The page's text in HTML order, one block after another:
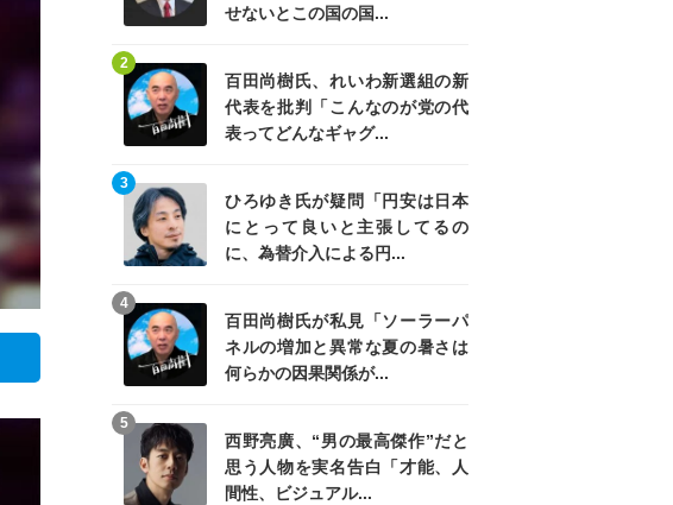
せないとこの国の国...
百田尚樹氏、れいわ新選組の新
代表を批判「こんなのが党の代
表ってどんなギャグ...
2
ひろゆき氏が疑問「円安は日本
にとって良いと主張してるの
に、為替介入による円...
3
記事を読む
百田尚樹氏が私見「ソーラーパ
ネルの増加と異常な夏の暑さは
何らかの因果関係が...
4
西野亮廣、“男の最高傑作”だと
思う人物を実名告白「才能、人
間性、ビジュアル...
5
記事を読む